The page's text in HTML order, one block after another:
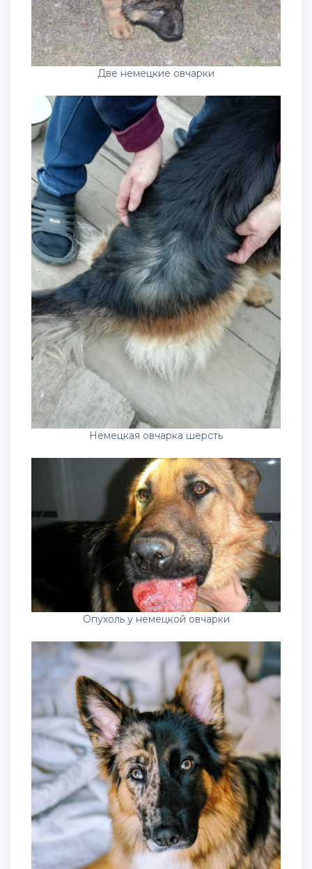
Две немецкие овчарки
Немецкая овчарка шерсть
Опухоль у немецкой овчарки